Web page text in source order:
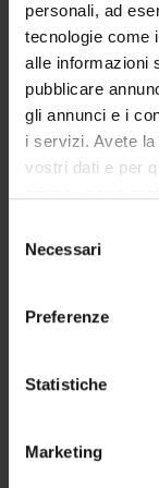
personali, ad
tecnologie come
alle informazioni
pubblicare
gli annunci e i
i servizi. Avete
vostri dati e per
modificare o
momento dalla
geografica,
delNecessari
Preferenze
Statistiche
Marketing
ISS Istituto
Funds:assigned
PROJECT
Salvatore
Neurology
ACTIVITIES